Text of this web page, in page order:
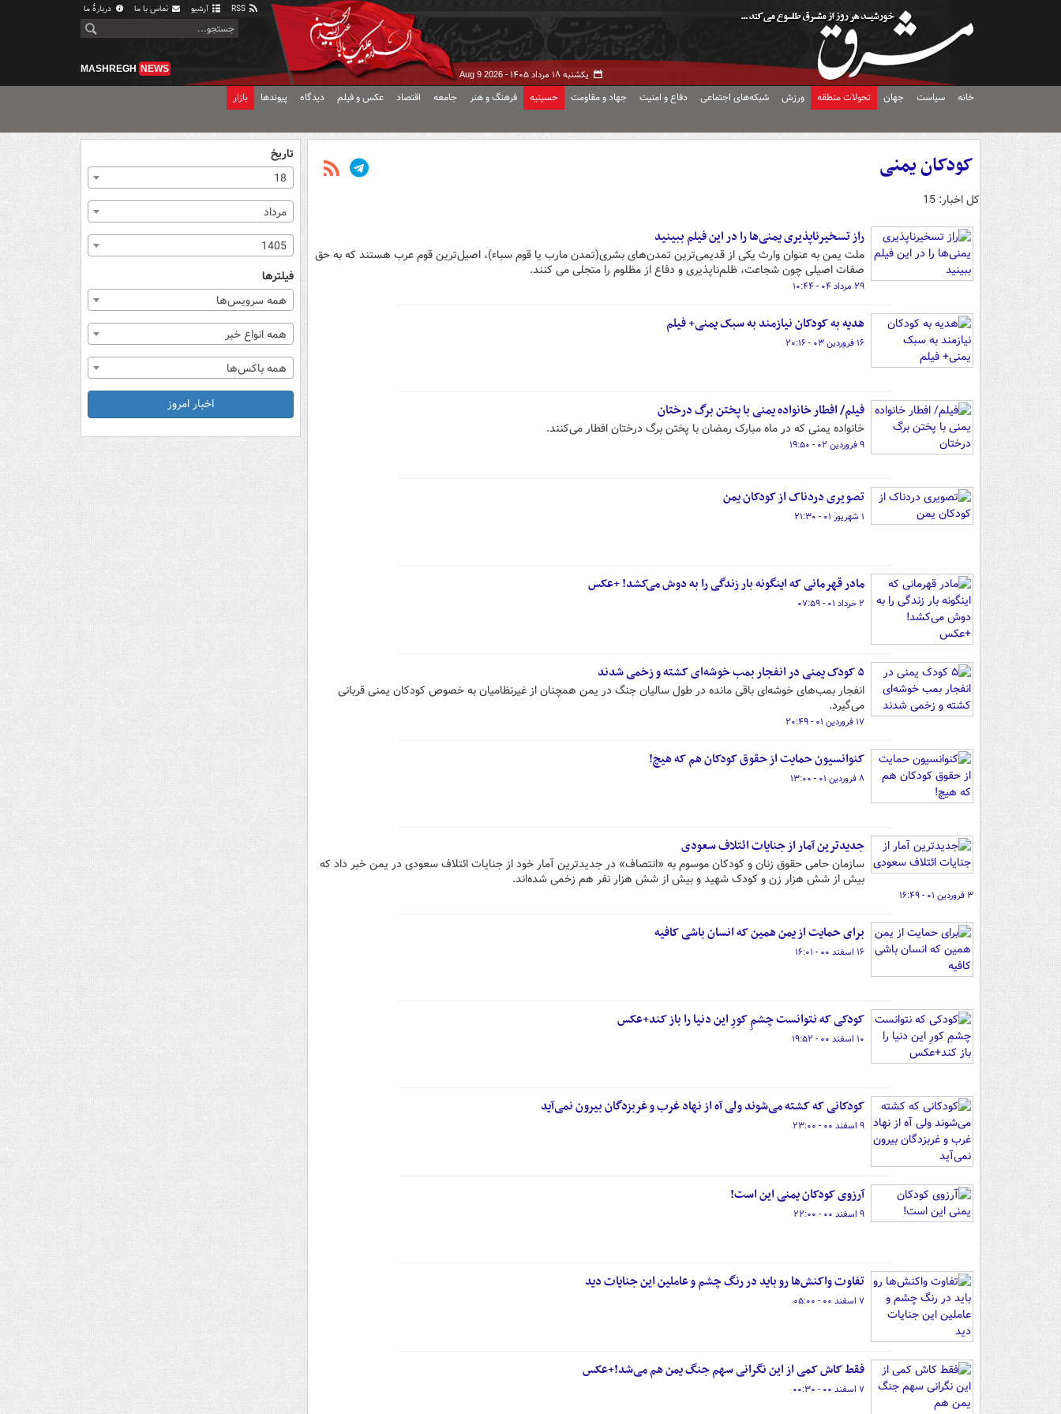
آرشیو تماس با ما دربارهٔ ما
یکشنبه ۱۸ مرداد ۱۴۰۵ - Aug 9 2026
MASHREGH NEWS
خانه سیاست جهان تحولات منطقه ورزش شبکه‌های اجتماعی دفاع و امنیت جهاد و مقاومت حسینیه فرهنگ و هنر جامعه اقتصاد عکس و فیلم دیدگاه پیوندها بازار
کودکان یمنی
کل اخبار: 15
راز تسخیرناپذیری یمنی‌ها را در این فیلم ببینید
ملت یمن به عنوان وارث یکی از قدیمی‌ترین تمدن‌های بشری(تمدن مارب یا قوم سباء)، اصیل‌ترین قوم عرب هستند که به حق
صفات اصیلی چون شجاعت، ظلم‌ناپذیری و دفاع از مظلوم را متجلی می کنند.
۲۹ مرداد ۰۴ - ۱۰:۴۴
هدیه به کودکان نیازمند به سبک یمنی+ فیلم
۱۶ فروردین ۰۳ - ۲۰:۱۶
فیلم/ افطار خانواده یمنی با پختن برگ درختان
خانواده یمنی که در ماه مبارک رمضان با پختن برگ درختان افطار می‌کنند.
۹ فروردین ۰۲ - ۱۹:۵۰
تصویری دردناک از کودکان یمن
۱ شهریور ۰۱ - ۲۱:۳۰
مادر قهرمانی که اینگونه بار زندگی را به دوش می‌کشد! +عکس
۲ خرداد ۰۱ - ۰۷:۵۹
۵ کودک یمنی در انفجار بمب خوشه‌ای کشته و زخمی شدند
انفجار بمب‌های خوشه‌ای باقی مانده در طول سالیان جنگ در یمن همچنان از غیرنظامیان به خصوص کودکان یمنی قربانی
می‌گیرد.
۱۷ فروردین ۰۱ - ۲۰:۴۹
کنوانسیون حمایت از حقوق کودکان هم که هیچ!
۸ فروردین ۰۱ - ۱۳:۰۰
جدیدترین آمار از جنایات ائتلاف سعودی
سازمان حامی حقوق زنان و کودکان موسوم به «انتصاف» در جدیدترین آمار خود از جنایات ائتلاف سعودی در یمن خبر داد که
بیش از شش هزار زن و کودک شهید و بیش از شش هزار نفر هم زخمی شده‌اند.
۳ فروردین ۰۱ - ۱۶:۴۹
برای حمایت از یمن همین که انسان باشی کافیه
۱۶ اسفند ۰۰ - ۱۶:۰۱
کودکی که نتوانست چشمِ کورِ این دنیا را باز کند+عکس
۱۰ اسفند ۰۰ - ۱۹:۵۲
کودکانی که کشته‌ می‌شوند ولی آه از نهاد غرب و غربزدگان بیرون نمی‌آید
۹ اسفند ۰۰ - ۲۳:۰۰
آرزوی کودکان یمنی این است!
۹ اسفند ۰۰ - ۲۲:۰۰
تفاوت واکنش‌ها رو باید در رنگ چشم و عاملین این جنایات دید
۷ اسفند ۰۰ - ۰۵:۰۰
فقط کاش کمی از این نگرانی سهم جنگ یمن هم می‌شد!+عکس
۷ اسفند ۰۰ - ۰۰:۳۰
تاریخ
18
مرداد
1405
فیلترها
همه سرویس‌ها
همه انواع خبر
همه باکس‌ها
اخبار امروز